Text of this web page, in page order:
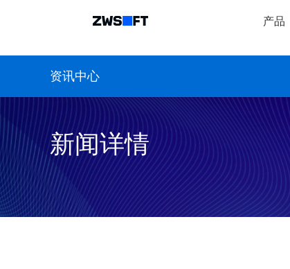
产品
新闻详情
资讯中心